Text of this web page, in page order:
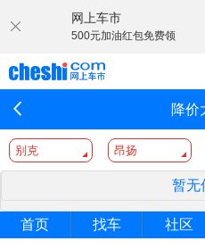
网上车市
500元加油红包免费领
降价
别克 昂扬
暂无
首页 找车 社区